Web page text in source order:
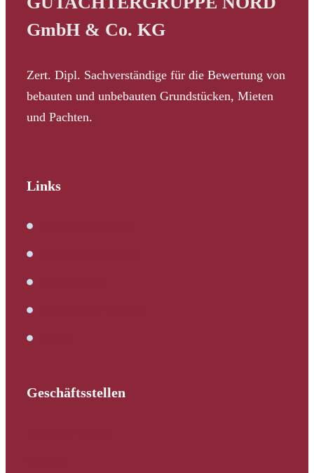
GmbH & Co. KG
Zert. Dipl. Sachverständige für die Bewertung von
bebauten und unbebauten Grundstücken, Mieten
und Pachten.
Links
Geschäftsstellen